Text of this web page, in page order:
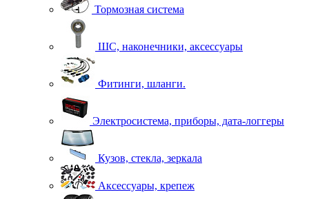
Тормозная система
ШС, наконечники, аксессуары
Фитинги, шланги.
Электросистема, приборы, дата-логгеры
Кузов, стекла, зеркала
Аксессуары, крепеж